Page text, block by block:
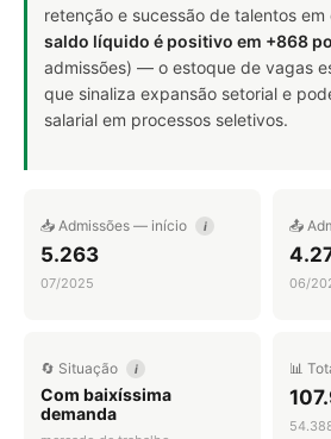
retenção e sucessão de talentos em
saldo líquido é positivo em +868
admissões) — o estoque de vagas
que sinaliza expansão setorial e
salarial em processos seletivos.
📥 Admissões — início i
5.263
07/2025
📤
06/
🔄 Situação i
Com baixíssima
demanda
📊